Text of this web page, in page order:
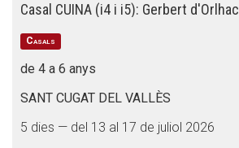
Casal CUINA (i4 i i5): Gerbert d'Orlhac
Casals
de 4 a 6 anys
SANT CUGAT DEL VALLÈS
5 dies — del 13 al 17 de juliol 2026